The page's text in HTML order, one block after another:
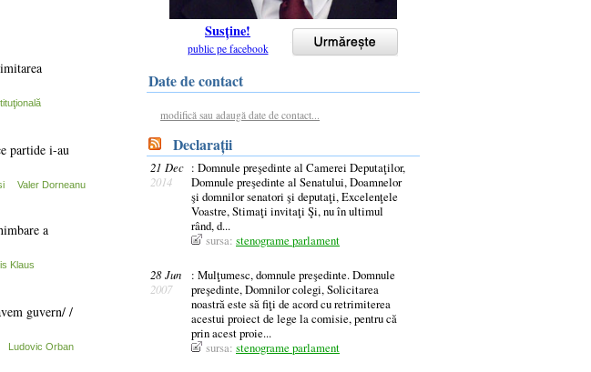
partide i-au
Valer Dorneanu
a
Klaus
guvern/ /
Ludovic Orban
Susține!
public pe facebook
Date de contact
modifică sau adaugă date de contact...
Declarații
21 Dec
2014
: Domnule preşedinte al Camerei Deputaţilor,
Domnule preşedinte al Senatului, Doamnelor
şi domnilor senatori şi deputaţi, Excelenţele
Voastre, Stimaţi invitaţi Şi, nu în ultimul
rând, d...
sursa: stenograme parlament
28 Jun
2007
: Mulţumesc, domnule preşedinte. Domnule
preşedinte, Domnilor colegi, Solicitarea
noastră este să fiţi de acord cu retrimiterea
acestui proiect de lege la comisie, pentru că
prin acest proie...
sursa: stenograme parlament